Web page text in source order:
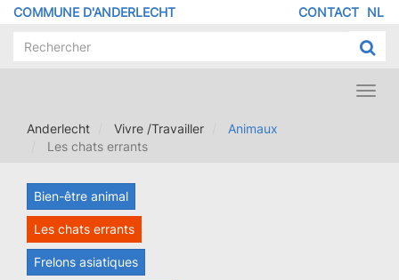
Aller
contenu
COMMUNE D'ANDERLECHT NL
DE
CONTACT
Anderlecht
Vivre /Travailler
Animaux
Les chats errants
Bien-être animal
Les chats errants
Frelons asiatiques